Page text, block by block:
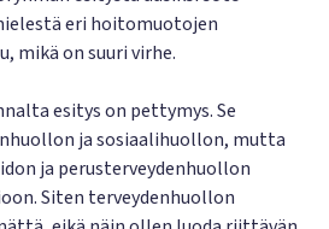
eri hoitomuotojen
mikä on suuri virhe.
esitys on pettymys. Se
ja sosiaalihuollon, mutta
ja perusterveydenhuollon
Siten terveydenhuollon